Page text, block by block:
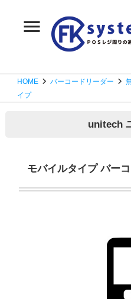
HOME バーコードリーダー
イプ
unitech
モバイルタイプ バー